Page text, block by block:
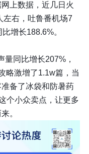
上数据，近几日火
左右，吐鲁番机场7
增长188.6%。
量同比增长207%，
略激增了1.1w篇 ，当
备了冰袋和防暑药
个小众卖点，让更多
。